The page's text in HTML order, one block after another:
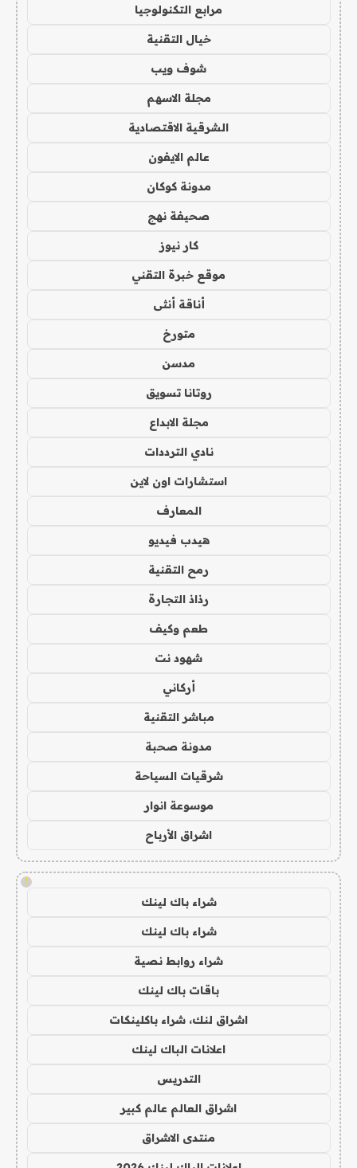
مرابع التكنولوجيا
خيال التقنية
شوف ويب
مجلة الاسهم
الشرقية الاقتصادية
عالم الايفون
مدونة كوكان
صحيفة نهج
كار نيوز
موقع خبرة التقني
أناقة أنثى
متورخ
مدسن
روتانا تسويق
مجلة الابداع
نادي الترددات
استشارات اون لاين
المعارف
هيدب فيديو
رمح التقنية
رذاذ التجارة
طعم وكيف
شهود نت
أركاني
مباشر التقنية
مدونة صحبة
شرقيات السياحة
موسوعة انوار
اشراق الأرباح
!
شراء باك لينك
شراء باك لينك
شراء روابط نصية
باقات باك لينك
اشراق لنك، شراء باكلينكات
اعلانات الباك لينك
التدريس
اشراق العالم عالم كبير
منتدى الاشراق